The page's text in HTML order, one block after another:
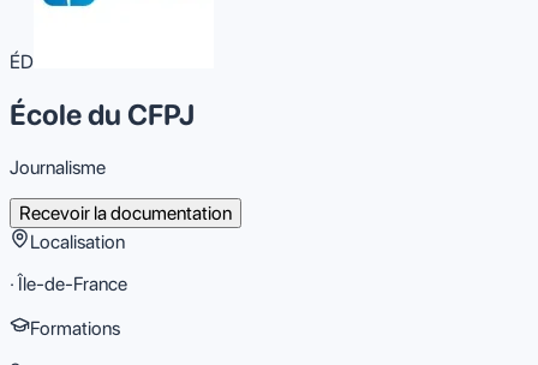
civique. Elle offre ainsi à ses étudiants une formation rigoureuse,
opportunités professionnelles.
ÉD
École du CFPJ
Journalisme
Recevoir la documentation
Localisation
· Île-de-France
Formations